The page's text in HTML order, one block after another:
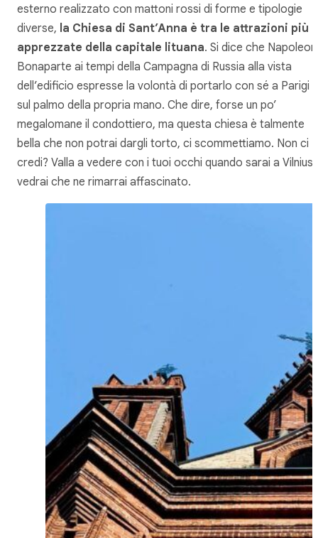
esterno realizzato con mattoni rossi di forme e tipologie
diverse, la Chiesa di Sant’Anna è tra le attrazioni più
apprezzate della capitale lituana. Si dice che
Bonaparte ai tempi della Campagna di Russia alla vista
dell’edificio espresse la volontà di portarlo con sé a Parigi
sul palmo della propria mano. Che dire, forse un po’
megalomane il condottiero, ma questa chiesa è talmente
bella che non potrai dargli torto, ci scommettiamo. Non ci
credi? Valla a vedere con i tuoi occhi quando sarai a Vilnius
vedrai che ne rimarrai affascinato.